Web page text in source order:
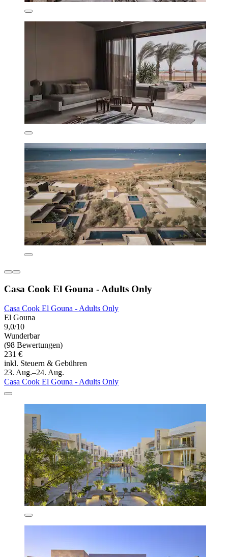
Casa Cook El Gouna - Adults Only
Casa Cook El Gouna - Adults Only
El Gouna
9,0/10
Wunderbar
(98 Bewertungen)
231 €
inkl. Steuern & Gebühren
23. Aug.–24. Aug.
Casa Cook El Gouna - Adults Only